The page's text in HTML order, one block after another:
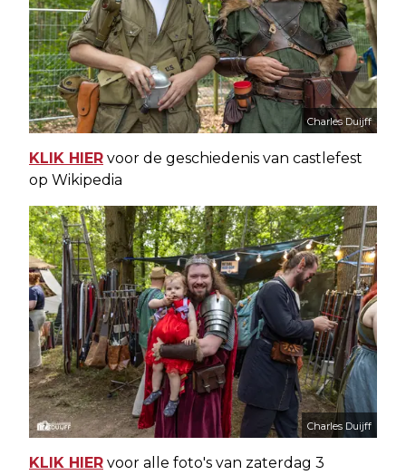
Charles Duijff
KLIK HIER voor de geschiedenis van castlefest
op Wikipedia
Charles Duijff
KLIK HIER voor alle foto's van zaterdag 3